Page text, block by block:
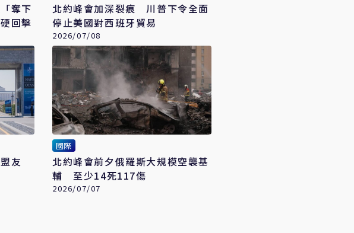
奪下
回擊
北約峰會加深裂痕 川普下令全面
停止美國對西班牙貿易
2026/07/08
友
國際
北約峰會前夕俄羅斯大規模空襲基
輔 至少14死117傷
2026/07/07